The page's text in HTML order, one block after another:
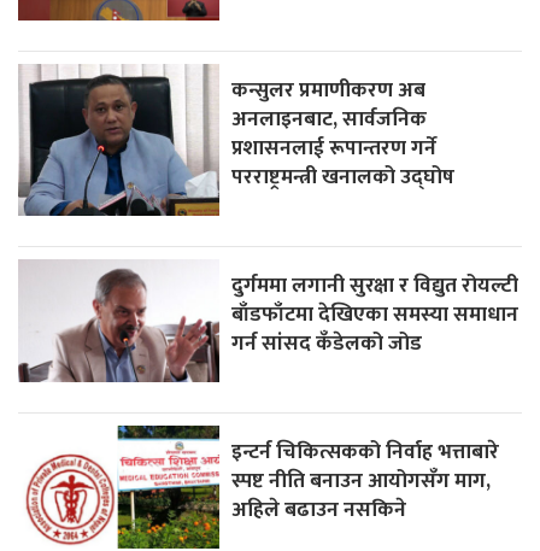
कन्सुलर प्रमाणीकरण अब
अनलाइनबाट, सार्वजनिक
प्रशासनलाई रूपान्तरण गर्ने
परराष्ट्रमन्त्री खनालको उद्घोष
दुर्गममा लगानी सुरक्षा र विद्युत रोयल्टी
बाँडफाँटमा देखिएका समस्या समाधान
गर्न सांसद कँडेलको जोड
इन्टर्न चिकित्सकको निर्वाह भत्ताबारे
स्पष्ट नीति बनाउन आयोगसँग माग,
अहिले बढाउन नसकिने